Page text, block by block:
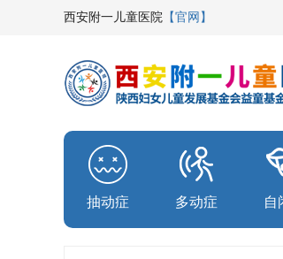
西安附一儿童医院 【官网】
抽动症 多动症 自